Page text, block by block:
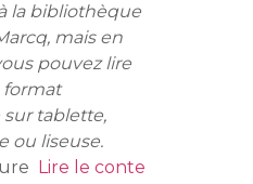
la bibliothèque
mais en
pouvez lire
format
tablette,
ou liseuse.
Lire le conte